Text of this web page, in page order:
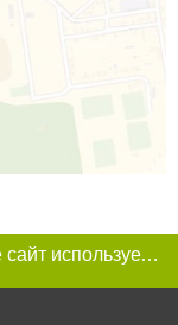
Этот сайт использует «cookies». Также сайт использует интернет-сервис для сбора технических данных касательно посетителей с целью получения маркетинговой и статистической информации. Условия обработки данных посетителей сайта см.